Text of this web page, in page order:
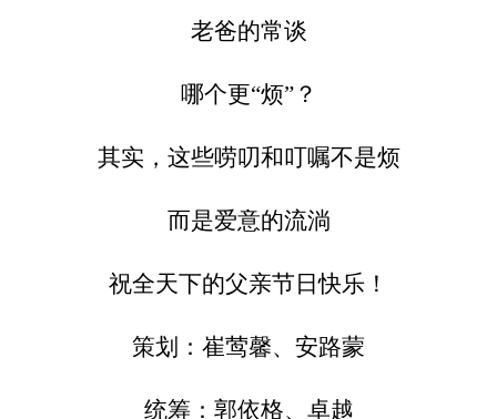
老爸的常谈
哪个更“烦”？
其实，这些唠叨和叮嘱不是烦
而是爱意的流淌
祝全天下的父亲节日快乐！
策划：崔莺馨、安路蒙
统筹：郭依格、卓越